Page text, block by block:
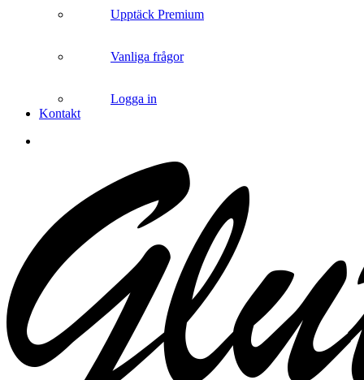
Upptäck Premium
Vanliga frågor
Logga in
Kontakt